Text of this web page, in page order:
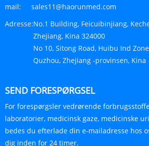
mail:
sales11@haorunmed.com
Adresse:No.1 Building, Feicuibinjiang,
Zhejiang, Kina 324000
No 10, Sitong Road, Huibu Ind
Quzhou, Zhejiang -provinsen, Kina
SEND FORESPØRGSEL
For forespørgsler vedrørende
laboratorier, medicinsk gaze, medicinske
bedes du efterlade din e-mailadresse hos
dig inden for 24 timer.